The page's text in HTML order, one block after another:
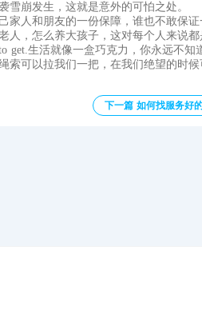
崩发生，这就是意外的可怕之处。
家人和朋友的一份保障，谁也不敢保
，怎么养大孩子，这对每个人来说都
get.生活就像一盒巧克力，你永远不知
索可以拉我们一把，在我们绝望的时候
下一篇 如何找服务好